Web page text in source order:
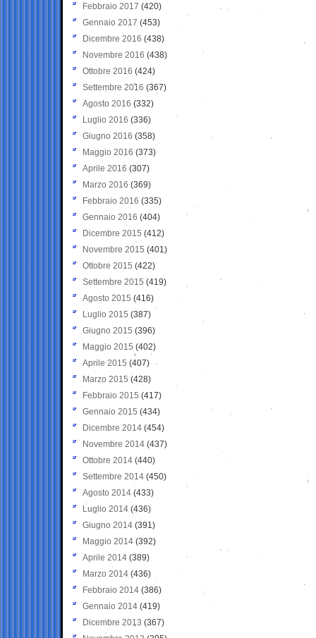
Febbraio 2017 (420)
Gennaio 2017 (453)
Dicembre 2016 (438)
Novembre 2016 (438)
Ottobre 2016 (424)
Settembre 2016 (367)
Agosto 2016 (332)
Luglio 2016 (336)
Giugno 2016 (358)
Maggio 2016 (373)
Aprile 2016 (307)
Marzo 2016 (369)
Febbraio 2016 (335)
Gennaio 2016 (404)
Dicembre 2015 (412)
Novembre 2015 (401)
Ottobre 2015 (422)
Settembre 2015 (419)
Agosto 2015 (416)
Luglio 2015 (387)
Giugno 2015 (396)
Maggio 2015 (402)
Aprile 2015 (407)
Marzo 2015 (428)
Febbraio 2015 (417)
Gennaio 2015 (434)
Dicembre 2014 (454)
Novembre 2014 (437)
Ottobre 2014 (440)
Settembre 2014 (450)
Agosto 2014 (433)
Luglio 2014 (436)
Giugno 2014 (391)
Maggio 2014 (392)
Aprile 2014 (389)
Marzo 2014 (436)
Febbraio 2014 (386)
Gennaio 2014 (419)
Dicembre 2013 (367)